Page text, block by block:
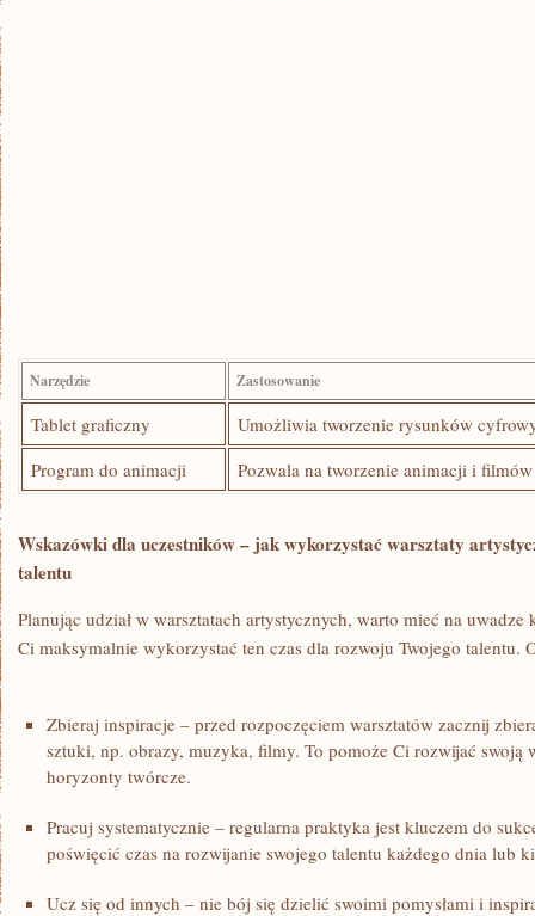
Narzędzie Zastosowanie
Tablet graficzny
Umożliwia tworzenie rysunków
Program do animacji
Pozwala na tworzenie animacji i
Wskazówki dla uczestników – ⁣jak wykorzystać warsztaty
talentu
Planując⁣ udział w warsztatach artystycznych,⁢ warto⁢ mieć na
Ci maksymalnie wykorzystać ten czas dla rozwoju Twojego talentu.
Zbieraj inspiracje – przed rozpoczęciem warsztatów ‌zacznij
⁤sztuki, np. obrazy, muzyka, filmy. To pomoże Ci⁣ rozwijać swoją
horyzonty twórcze.
Pracuj systematycznie – regularna⁤ praktyka jest kluczem do
poświęcić czas na rozwijanie swojego talentu​ każdego dnia lub‍
Ucz się od innych – nie bój się ​dzielić swoimi ⁤pomysłami i